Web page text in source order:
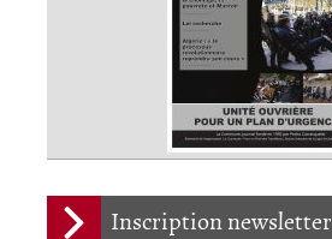
Inscription newsletter